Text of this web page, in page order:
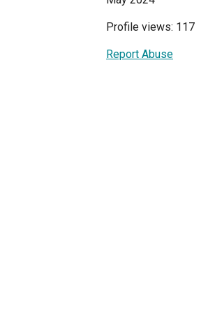
Profile views: 117
Report Abuse